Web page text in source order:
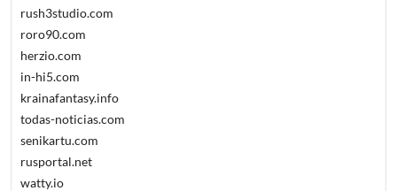
rush3studio.com
roro90.com
herzio.com
in-hi5.com
krainafantasy.info
todas-noticias.com
senikartu.com
rusportal.net
watty.io